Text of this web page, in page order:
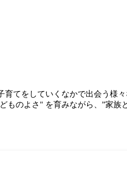
てをしていくなかで出会う様
のよさ" を育みながら、”家族